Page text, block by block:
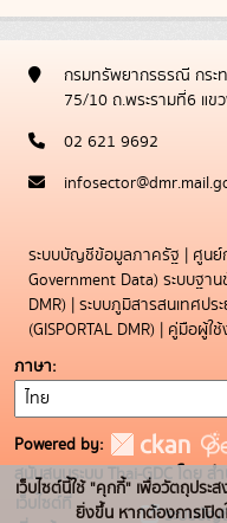
กรมทรัพยากรธรณี กระ
75/10 ถ.พระรามที่6 แข
02 621 9692
ระบบบัญชีข้อมูลภาครัฐ | ศูนย์
Government Data) ระบบฐา
DMR) | ระบบภูมิสารสนเทศป
(GISPORTAL DMR) | คู่มือผู้ใช้
ภาษา
Powered by:
สนับสนุนระบบ Thai-GDC โดย
เว็บไซต์ที่
ระบบบัญ
เว็บไซต์นี้ใช้ "คุกกี้" เพื่อวัตถุปร
ยิ่งขึ้น หากต้องการเปิ